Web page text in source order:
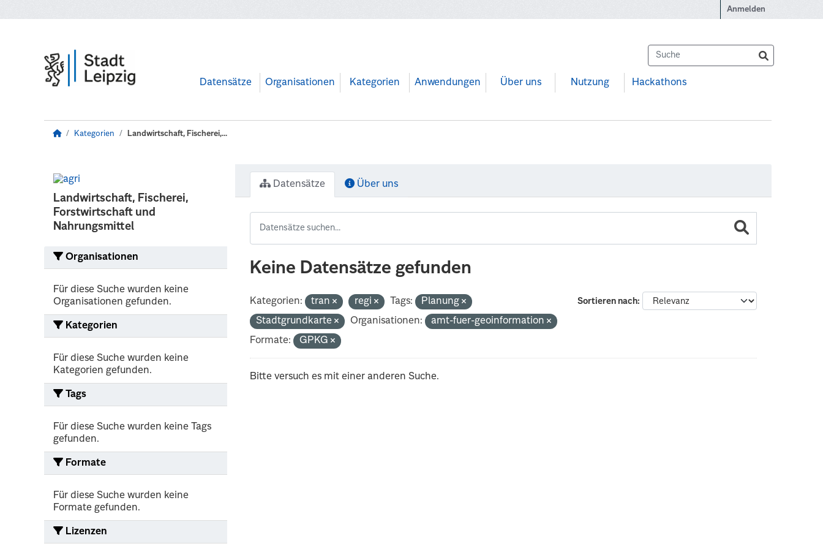
Anmelden
Datensätze Organisationen Kategorien Anwendungen Über uns Nutzung Hackathons
Kategorien Landwirtschaft, Fischerei,...
Landwirtschaft, Fischerei,
Forstwirtschaft und
Nahrungsmittel
Organisationen
Für diese Suche wurden keine
Organisationen gefunden.
Kategorien
Für diese Suche wurden keine
Kategorien gefunden.
Tags
Für diese Suche wurden keine Tags
gefunden.
Formate
Für diese Suche wurden keine
Formate gefunden.
Lizenzen
Datensätze Über uns
Keine Datensätze gefunden
Sortieren nach
Kategorien: tran regi Tags:
Planung
Stadtgrundkarte
Organisationen:
amt-fuer-geoinformation
Formate:
GPKG
Bitte versuch es mit einer anderen Suche.